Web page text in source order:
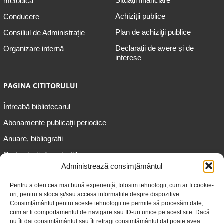
Administrează consimțământul
Pentru a oferi cea mai bună experiență, folosim tehnologii, cum ar fi cookie-
uri, pentru a stoca și/sau accesa informațiile despre dispozitive.
Consimțământul pentru aceste tehnologii ne permite să procesăm date,
cum ar fi comportamentul de navigare sau ID-uri unice pe acest site. Dacă
nu îți dai consimțământul sau îți retragi consimțământul dat poate avea
Conducere
Consiliul de Administrație
Organizare internă
Achiziții publice
Plan de achiziţii publice
Declarații de avere și de
interese
PAGINA CITITORULUI
Întreabă bibliotecarul
Abonamente publicaţii periodice
Anuare, bibliografii
Cartea lunii din colecțiile
Informații pentru adolescenți
Informații pentru adulți